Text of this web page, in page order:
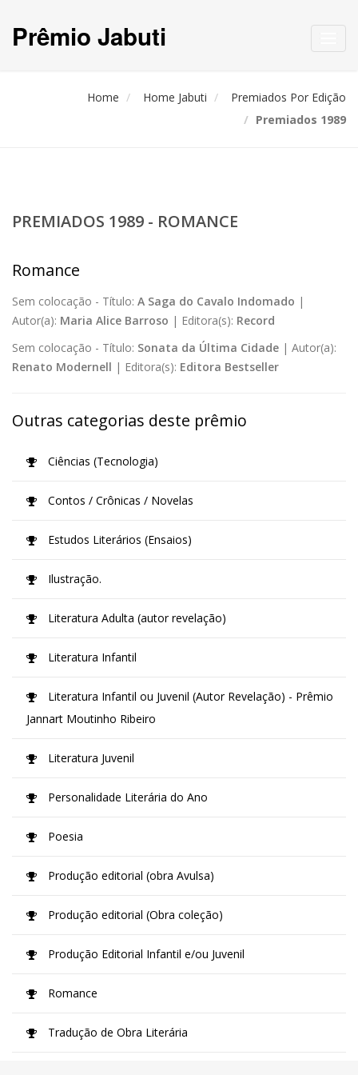
Prêmio Jabuti
Home Home Jabuti
Premiados Por Edição
Premiados 1989
PREMIADOS 1989 - ROMANCE
Romance
Sem colocação - Título: A Saga do Cavalo Indomado |
Autor(a): Maria Alice Barroso | Editora(s): Record
Sem colocação - Título: Sonata da Última Cidade | Autor(a):
Renato Modernell | Editora(s): Editora Bestseller
Outras categorias deste prêmio
Ciências (Tecnologia)
Contos / Crônicas / Novelas
Estudos Literários (Ensaios)
Ilustração.
Literatura Adulta (autor revelação)
Literatura Infantil
Literatura Infantil ou Juvenil (Autor Revelação) - Prêmio
Jannart Moutinho Ribeiro
Literatura Juvenil
Personalidade Literária do Ano
Poesia
Produção editorial (obra Avulsa)
Produção editorial (Obra coleção)
Produção Editorial Infantil e/ou Juvenil
Romance
Tradução de Obra Literária